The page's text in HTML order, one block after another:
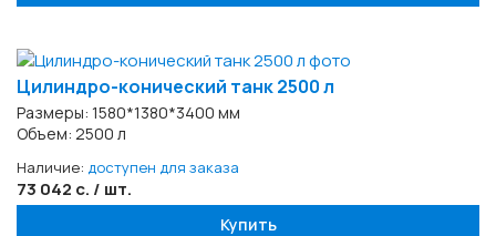
Цилиндро-конический танк 2500 л
Размеры: 1580*1380*3400 мм
Объем: 2500 л
Наличие: доступен для заказа
73 042 с. / шт.
Купить